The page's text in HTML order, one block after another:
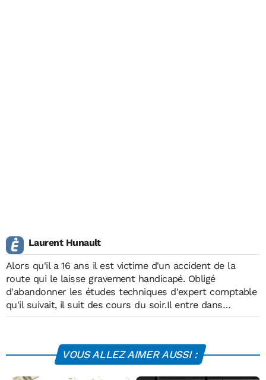
Laurent Hunault
Alors qu'il a 16 ans il est victime d'un accident de la
route qui le laisse gravement handicapé. Obligé
d'abandonner les études techniques d'expert comptable
qu'il suivait, il suit des cours du soir.Il entre dans
l'administration en 1980. Muté à Lille il passe avec
gestion des personnels vacataires : médecins,
techniciens de surface évoluant pour le conseil général
VOUS ALLEZ AIMER AUSSI :